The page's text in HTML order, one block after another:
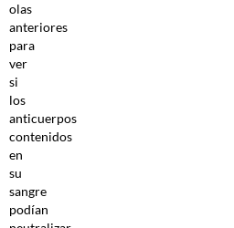
olas
anteriores
para
ver
si
los
anticuerpos
contenidos
en
su
sangre
podían